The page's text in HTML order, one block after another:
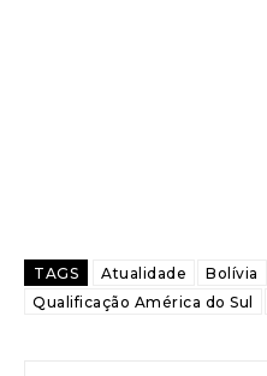
TAGS Atualidade Bolívia
Qualificação América do Sul